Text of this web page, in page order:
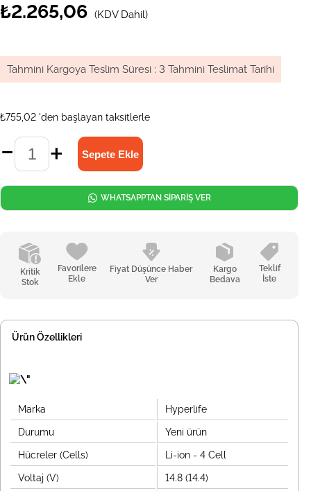
₺2.265,06 (KDV Dahil)
Tahmini Kargoya Teslim Süresi : 3 Tahmini Teslimat Tarihi
₺755,02 'den başlayan taksitlerle
Kritik
Stok
Favorilere
Ekle
Fiyat Düşünce Haber
Ver
Kargo
Bedava
Teklif
İste
WHATSAPPTAN SİPARİŞ VER
Ürün Özellikleri
Marka Hyperlife
Durumu Yeni ürün
Hücreler (Cells) Li-ion - 4 Cell
Voltaj (V) 14.8 (14.4)